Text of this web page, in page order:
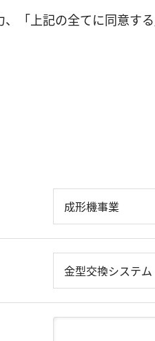
「上記の全てに同意す